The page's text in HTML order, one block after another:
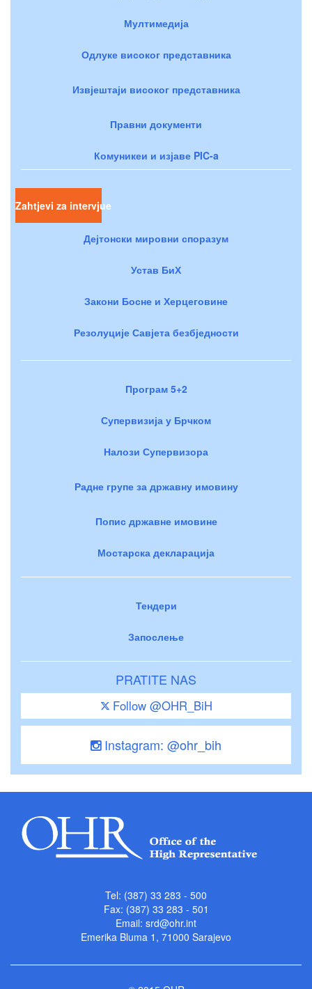
Мултимедија
Одлуке високог представника
Извјештаји високог представника
Правни документи
Комуникеи и изјаве PIC-a
Zahtjevi za intervjue
Дејтонски мировни споразум
Устав БиХ
Закони Босне и Херцеговине
Резолуције Савјета безбједности
Програм 5+2
Супервизија у Брчком
Налози Супервизора
Радне групе за државну имовину
Попис државне имовине
Мостарска декларација
Тендери
Запослење
PRATITE NAS
Follow @OHR_BiH
Instagram: @ohr_bih
Tel: (387) 33 283 - 500
Fax: (387) 33 283 - 501
Email: srd@ohr.int
Emerika Bluma 1, 71000 Sarajevo